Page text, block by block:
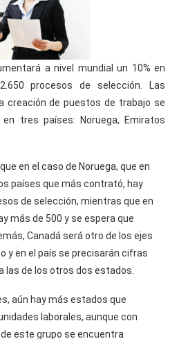
a nivel mundial un 10% en
procesos de selección. Las
creación de puestos de trabajo se
tres países: Noruega, Emiratos
en el caso de Noruega, que en
países que más contrató, hay
de selección, mientras que en
más de 500 y se espera que
Canadá será otro de los ejes
y en el país se precisarán cifras
las de los otros dos estados.
aún hay más estados que
laborales, aunque con
este grupo se encuentra